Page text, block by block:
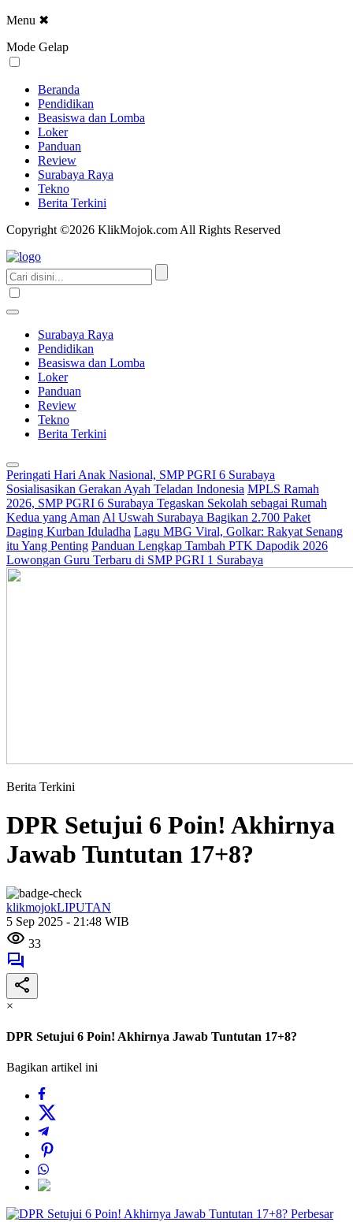
Menu ✖
Mode Gelap
Beranda
Pendidikan
Beasiswa dan Lomba
Loker
Panduan
Review
Surabaya Raya
Tekno
Berita Terkini
Copyright ©2026 KlikMojok.com All Rights Reserved
Surabaya Raya
Pendidikan
Beasiswa dan Lomba
Loker
Panduan
Review
Tekno
Berita Terkini
Peringati Hari Anak Nasional, SMP PGRI 6 Surabaya
Sosialisasikan Gerakan Ayah Teladan Indonesia MPLS Ramah
2026, SMP PGRI 6 Surabaya Tegaskan Sekolah sebagai Rumah
Kedua yang Aman Al Uswah Surabaya Bagikan 2.700 Paket
Daging Kurban Iduladha Lagu MBG Viral, Golkar: Rakyat Senang
itu Yang Penting Panduan Lengkap Tambah PTK Dapodik 2026
Lowongan Guru Terbaru di SMP PGRI 1 Surabaya
Berita Terkini
DPR Setujui 6 Poin! Akhirnya
Jawab Tuntutan 17+8?
klikmojokLIPUTAN
5 Sep 2025 - 21:48 WIB
33
×
DPR Setujui 6 Poin! Akhirnya Jawab Tuntutan 17+8?
Bagikan artikel ini
Perbesar